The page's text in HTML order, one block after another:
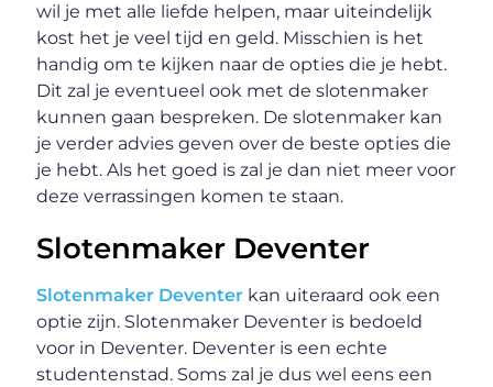
wil je met alle liefde helpen, maar uiteindelijk
kost het je veel tijd en geld. Misschien is het
handig om te kijken naar de opties die je hebt.
Dit zal je eventueel ook met de slotenmaker
kunnen gaan bespreken. De slotenmaker kan
je verder advies geven over de beste opties die
je hebt. Als het goed is zal je dan niet meer voor
deze verrassingen komen te staan.
Slotenmaker Deventer
Slotenmaker Deventer kan uiteraard ook een
optie zijn. Slotenmaker Deventer is bedoeld
voor in Deventer. Deventer is een echte
studentenstad. Soms zal je dus wel eens een